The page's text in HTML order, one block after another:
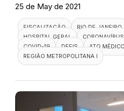
25 de May de 2021
FISCALIZAÇÃO
RIO DE JANEIRO
HOSPITAL GERAL
CORONAVÍRUS
COVID-19
DEFIS
ATO MÉDICO
REGIÃO METROPOLITANA I